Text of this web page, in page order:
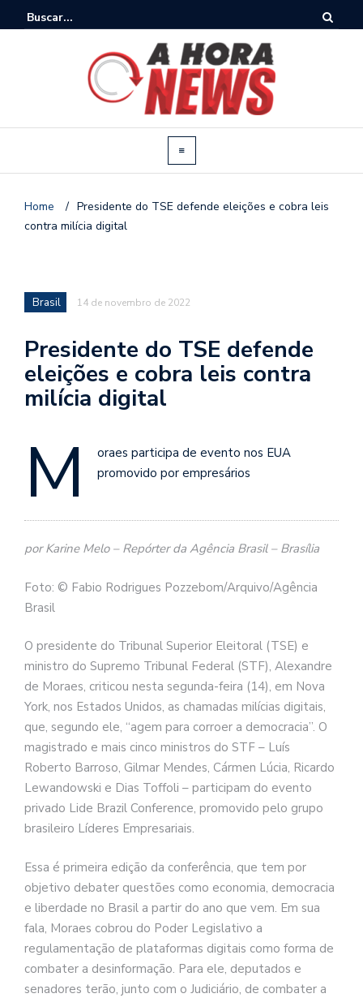
Home / Presidente do TSE defende eleições e cobra leis
contra milícia digital
Brasil 14 de novembro de 2022
Presidente do TSE defende
eleições e cobra leis contra
milícia digital
M
oraes participa de evento nos EUA
promovido por empresários
por Karine Melo – Repórter da Agência Brasil – Brasília
Foto: © Fabio Rodrigues Pozzebom/Arquivo/Agência
Brasil
O presidente do Tribunal Superior Eleitoral (TSE) e
ministro do Supremo Tribunal Federal (STF), Alexandre
de Moraes, criticou nesta segunda-feira (14), em Nova
York, nos Estados Unidos, as chamadas milícias digitais,
que, segundo ele, “agem para corroer a democracia”. O
magistrado e mais cinco ministros do STF – Luís
Roberto Barroso, Gilmar Mendes, Cármen Lúcia, Ricardo
Lewandowski e Dias Toffoli – participam do evento
privado Lide Brazil Conference, promovido pelo grupo
brasileiro Líderes Empresariais.
Essa é primeira edição da conferência, que tem por
objetivo debater questões como economia, democracia
e liberdade no Brasil a partir do ano que vem. Em sua
fala, Moraes cobrou do Poder Legislativo a
regulamentação de plataformas digitais como forma de
combater a desinformação. Para ele, deputados e
senadores terão, junto com o Judiciário, de combater a